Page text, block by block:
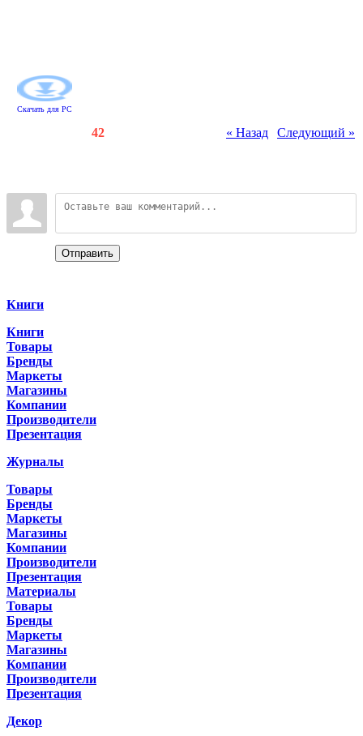
Скачать для PC
« Назад Следующий »
42
Отправить
Книги
Книги
Товары
Бренды
Маркеты
Магазины
Компании
Производители
Презентация
Журналы
Товары
Бренды
Маркеты
Магазины
Компании
Производители
Презентация
Материалы
Товары
Бренды
Маркеты
Магазины
Компании
Производители
Презентация
Декор